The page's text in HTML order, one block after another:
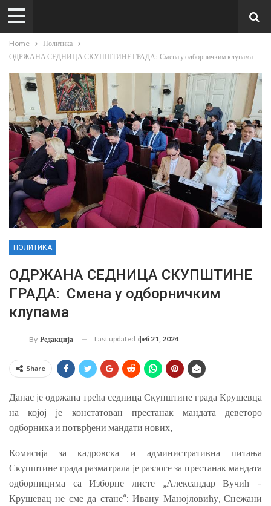
Home
Политика
ОДРЖАНА СЕДНИЦА СКУПШТИНЕ ГРАДА: Смена у одборничким клупама
ПОЛИТИКА
ОДРЖАНА СЕДНИЦА СКУПШТИНЕ
ГРАДА: Смена у одборничким
клупама
By Редакција Last updated феб 21, 2024
Share
Данас је одржана трећа седница Скупштине града Крушевца
на којој је констатован престанак мандата деветоро
одборника и потврђени мандати нових,
Комисија за кадровска и административна питања
Скупштине града разматрала је разлоге за престанак мандата
одборницима са Изборне листе „Александар Вучић –
Крушевац не сме да стане“: Ивану Манојловићу, Снежани